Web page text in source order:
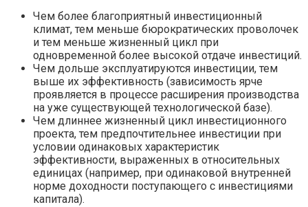
Чем более благоприятный инвестиционный
климат, тем меньше бюрократических проволочек
и тем меньше жизненный цикл при
одновременной более высокой отдаче инвестиций.
Чем дольше эксплуатируются инвестиции, тем
выше их эффективность (зависимость ярче
проявляется в процессе расширения производства
на уже существующей технологической базе).
Чем длиннее жизненный цикл инвестиционного
проекта, тем предпочтительнее инвестиции при
условии одинаковых характеристик
эффективности, выраженных в относительных
единицах (например, при одинаковой внутренней
норме доходности поступающего с инвестициями
капитала).